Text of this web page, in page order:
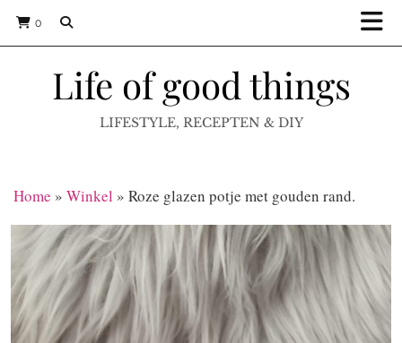
0
Life of good things
LIFESTYLE, RECEPTEN & DIY
Home » Winkel » Roze glazen potje met gouden rand.